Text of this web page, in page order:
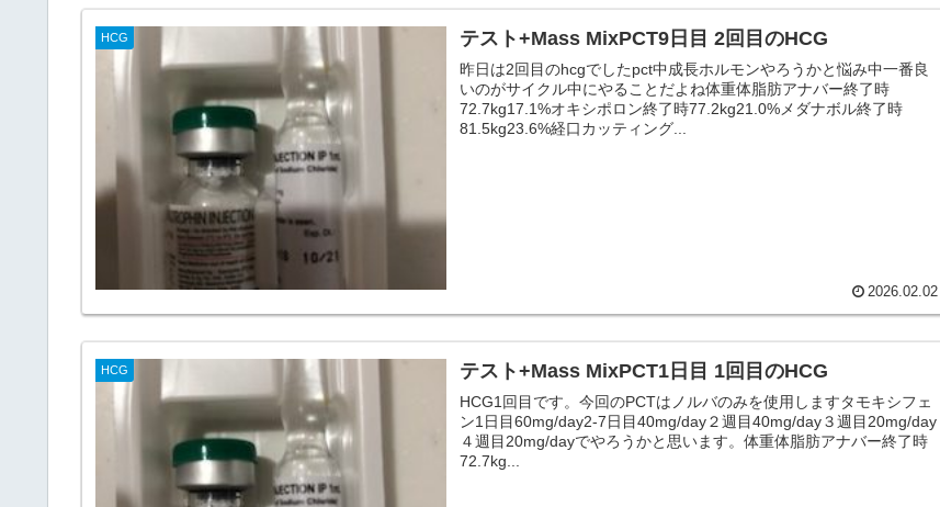
HCG テスト+Mass MixPCT9日目 2回目のHCG
昨日は2回目のhcgでしたpct中成長ホルモンやろうかと悩み中一番良
いのがサイクル中にやることだよね体重体脂肪アナバー終了時
72.7kg17.1%オキシポロン終了時77.2kg21.0%メダナボル終了時
81.5kg23.6%経口カッティング...
2026.02.02
HCG テスト+Mass MixPCT1日目 1回目のHCG
HCG1回目です。今回のPCTはノルバのみを使用しますタモキシフェ
ン1日目60mg/day2-7日目40mg/day２週目40mg/day３週目20mg/day
４週目20mg/dayでやろうかと思います。体重体脂肪アナバー終了時
72.7kg...